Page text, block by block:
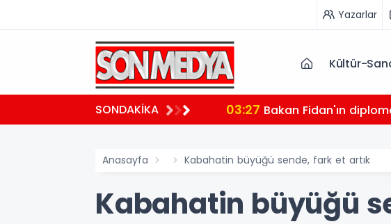
Yazarlar
Kültür-
SONDAKİKA 03:27 Bakan Fidan'ın
Anasayfa Kabahatin büyüğü sende, fark et artık
Kabahatin büyüğü